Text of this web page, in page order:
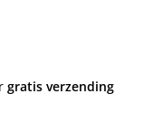
gratis verzending